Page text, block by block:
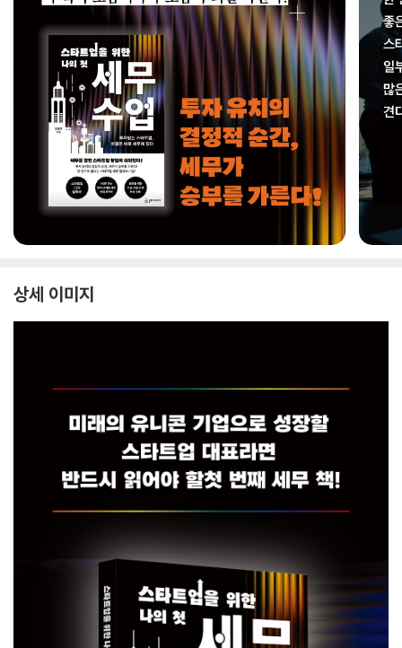
상세 이미지